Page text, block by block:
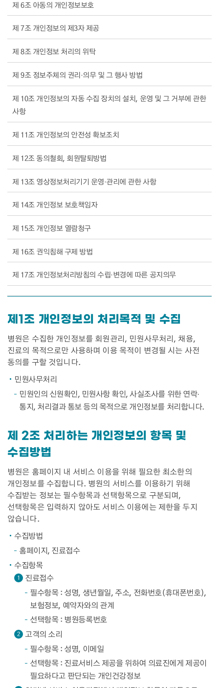
제 6조 아동의 개인정보보호
제 7조 개인정보의 제3자 제공
제 8조 개인정보 처리의 위탁
제 9조 정보주체의 권리·의무 및 그 행사 방법
제 10조 개인정보의 자동 수집 장치의 설치, 운영 및 그 거부에 관한
사항
제 11조 개인정보의 안전성 확보조치
제 12조 동의철회, 회원탈퇴방법
제 13조 영상정보처리기기 운영·관리에 관한 사항
제 14조 개인정보 보호책임자
제 15조 개인정보 열람청구
제 16조 권익침해 구제 방법
제 17조 개인정보처리방침의 수립·변경에 따른 공지의무
제1조 개인정보의 처리목적 및 수집
병원은 수집한 개인정보를 회원관리, 민원사무처리, 채용,
진료의 목적으로만 사용하며 이용 목적이 변경될 시는 사전
동의를 구할 것입니다.
민원사무처리
민원인의 신원확인, 민원사항 확인, 사실조사를 위한 연락·
통지, 처리결과 통보 등의 목적으로 개인정보를 처리합니다.
제 2조 처리하는 개인정보의 항목 및
수집방법
병원은 홈페이지 내 서비스 이용을 위해 필요한 최소한의
개인정보를 수집합니다. 병원의 서비스를 이용하기 위해
수집받는 정보는 필수항목과 선택항목으로 구분되며,
선택항목은 입력하지 않아도 서비스 이용에는 제한을 두지
않습니다.
수집방법
홈페이지, 진료접수
수집항목
1
진료접수
필수항목 : 성명, 생년월일, 주소, 전화번호(휴대폰번호),
보험정보, 예약자와의 관계
선택항목 : 병원등록번호
2 고객의 소리
필수항목 : 성명, 이메일
선택항목 : 진료서비스 제공을 위하여 의료진에게 제공이
필요하다고 판단되는 개인건강정보